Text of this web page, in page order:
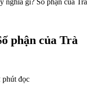
nghĩa gì? Số phận của Trà
phận của Trà
phút đọc